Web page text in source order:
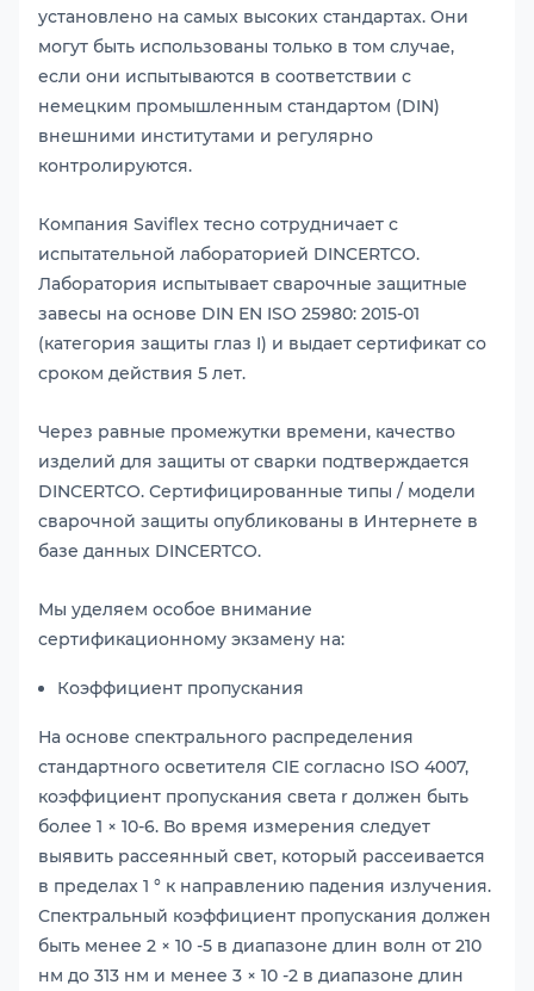
установлено на самых высоких стандартах. Они
могут быть использованы только в том случае,
если они испытываются в соответствии с
немецким промышленным стандартом (DIN)
внешними институтами и регулярно
контролируются.
Компания Saviflex тесно сотрудничает с
испытательной лабораторией DINCERTCO.
Лаборатория испытывает сварочные защитные
завесы на основе DIN EN ISO 25980: 2015-01
(категория защиты глаз I) и выдает сертификат со
сроком действия 5 лет.
Через равные промежутки времени, качество
изделий для защиты от сварки подтверждается
DINCERTCO. Сертифицированные типы / модели
сварочной защиты опубликованы в Интернете в
базе данных DINCERTCO.
Мы уделяем особое внимание
сертификационному экзамену на:
Коэффициент пропускания
На основе спектрального распределения
стандартного осветителя CIE согласно ISO 4007,
коэффициент пропускания света r должен быть
более 1 × 10-6. Во время измерения следует
выявить рассеянный свет, который рассеивается
в пределах 1 ° к направлению падения излучения.
Спектральный коэффициент пропускания должен
быть менее 2 × 10 -5 в диапазоне длин волн от 210
нм до 313 нм и менее 3 × 10 -2 в диапазоне длин